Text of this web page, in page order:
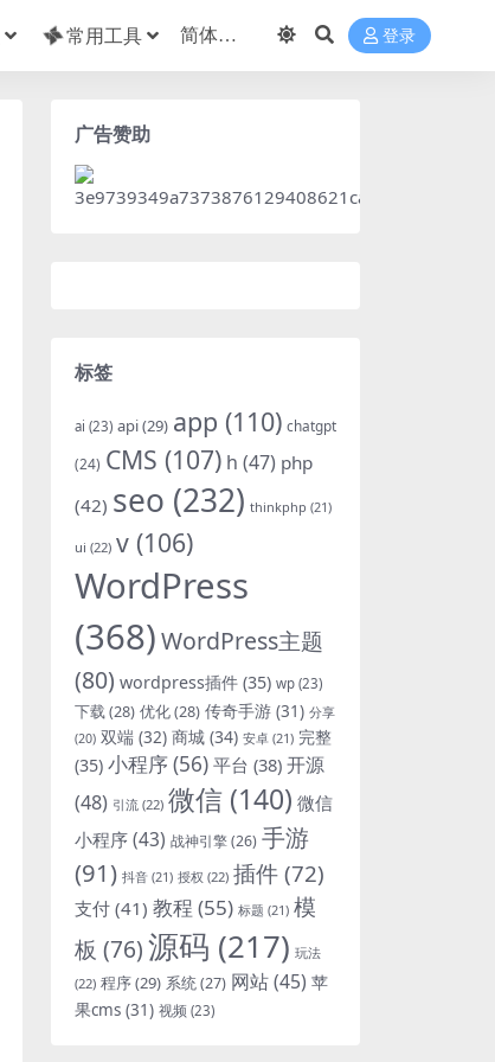
常用工具 登录
广告赞助
标签
ai (23) api(29) app (110) chatgpt
(24) CMS (107) h (47) php
(42) seo (232) thinkphp (21)
ui (22) v (106)
WordPress
(368)WordPress主题
(80) wordpress插件 (35) wp (23)
下载(28) 优化(28) 传奇手游 (31) 分享
(20) 双端 (32) 商城 (34) 安卓 (21) 完整
(35) 小程序(56) 平台 (38) 开源
(48) 引流 (22) 微信 (140) 微信
小程序(43) 战神引擎(26) 手游
(91) 抖音 (21) 授权 (22) 插件 (72)
支付 (41) 教程 (55) 标题 (21) 模
板 (76)源码 (217) 玩法
(22) 程序(29) 系统(27) 网站(45) 苹
果cms (31) 视频 (23)